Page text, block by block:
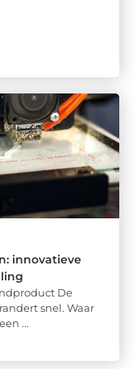
innovatieve
De
snel. Waar
...